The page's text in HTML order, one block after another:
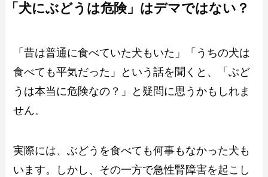
「犬にぶどうは危険」はデマではない？
「昔は普通に食べていた犬もいた」「うちの犬は
食べても平気だった」という話を聞くと、「ぶど
うは本当に危険なの？」と疑問に思うかもしれま
せん。
実際には、ぶどうを食べても何事もなかった犬も
います。しかし、その一方で急性腎障害を起こし